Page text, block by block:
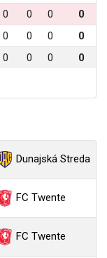
0 0 0
0
0 0 0
0
0 0 0 0
Dunajská Streda
FC Twente
FC Twente